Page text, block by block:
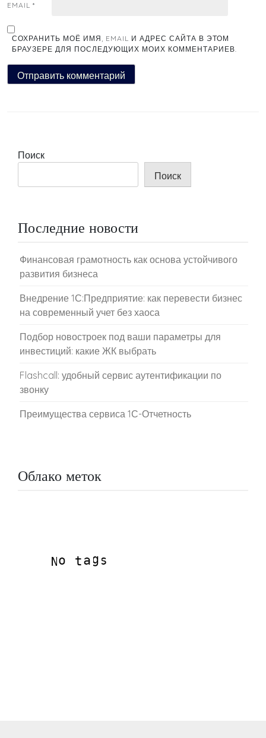
EMAIL *
СОХРАНИТЬ МОЁ ИМЯ, EMAIL И АДРЕС САЙТА В ЭТОМ
БРАУЗЕРЕ ДЛЯ ПОСЛЕДУЮЩИХ МОИХ КОММЕНТАРИЕВ.
Поиск
Поиск
Последние новости
Финансовая грамотность как основа устойчивого
развития бизнеса
Внедрение 1С:Предприятие: как перевести бизнес
на современный учет без хаоса
Подбор новостроек под ваши параметры для
инвестиций: какие ЖК выбрать
Flashcall: удобный сервис аутентификации по
звонку
Преимущества сервиса 1С-Отчетность
Облако меток